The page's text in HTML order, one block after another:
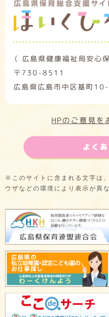
（ 広島県健康福祉局安心
〒730-8511
広島県広島市中区基町
HPのご意見を
よく
※このサイトに含まれる文字は
ウザなどの環境により表示が異